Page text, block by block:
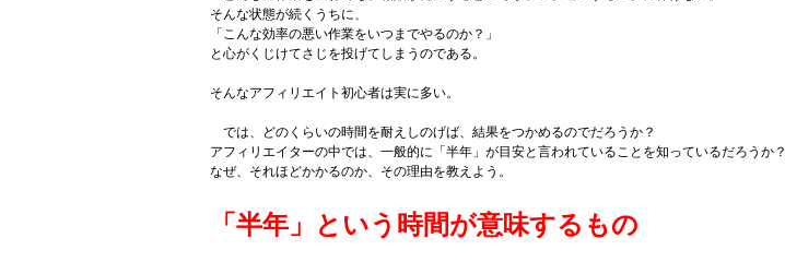
そんな状態が続くうちに、
「こんな効率の悪い作業をいつまでやるのか？」
と心がくじけてさじを投げてしまうのである。
そんなアフィリエイト初心者は実に多い。
では、どのくらいの時間を耐えしのげば、結果をつかめるのでだろうか？
アフィリエイターの中では、一般的に「半年」が目安と言われていることを知っているだろうか？
なぜ、それほどかかるのか、その理由を教えよう。
「半年」という時間が意味するもの